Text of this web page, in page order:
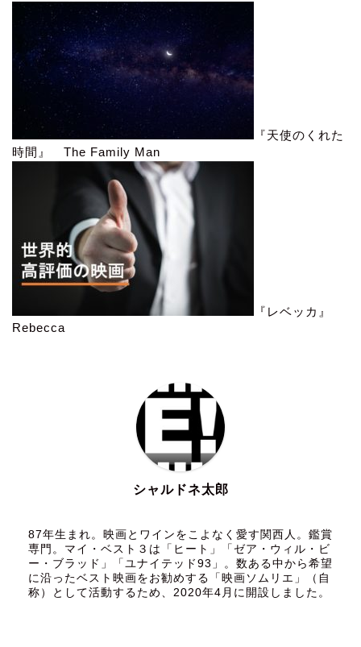
『天使のくれた
時間』 The Family Man
『レベッカ』
Rebecca
シャルドネ太郎
87年生まれ。映画とワインをこよなく愛す関西人。鑑賞
専門。マイ・ベスト３は「ヒート」「ゼア・ウィル・ビ
ー・ブラッド」「ユナイテッド93」。数ある中から希望
に沿ったベスト映画をお勧めする「映画ソムリエ」（自
称）として活動するため、2020年4月に開設しました。